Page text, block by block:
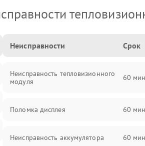
Неисправности Срок
Неисправность тепловизионного
модуля
60 мин
Поломка дисплея 60 мин
Неисправность аккумулятора 60 мин